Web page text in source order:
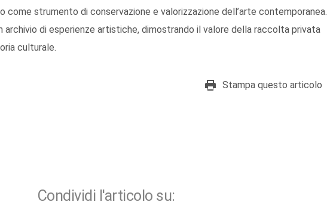
come strumento di conservazione e valorizzazione dell’arte contemporanea.
archivio di esperienze artistiche, dimostrando il valore della raccolta privata
culturale.
Stampa questo articolo
Condividi l'articolo su: